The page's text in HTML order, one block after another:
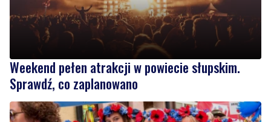
Weekend pełen atrakcji w powiecie słupskim.
Sprawdź, co zaplanowano